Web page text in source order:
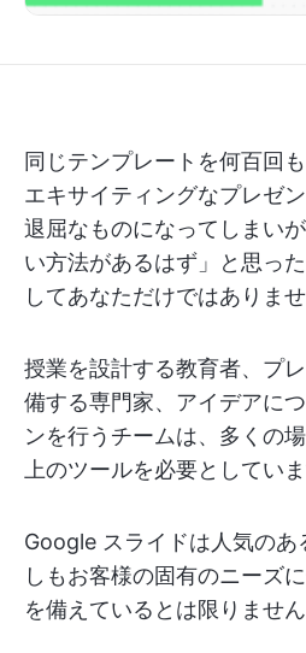
同じテンプレートを何百回
エキサイティングなプレゼ
退屈なものになってしまい
い方法があるはず」と思っ
してあなただけではありませ
授業を設計する教育者、プ
備する専門家、アイデアに
ンを行うチームは、多くの
上のツールを必要としていま
Google スライドは人気の
しもお客様の固有のニーズ
を備えているとは限りません